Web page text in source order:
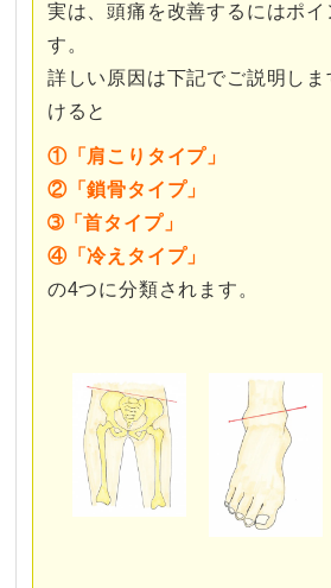
実は、頭痛を改善するにはポ
す。
詳しい原因は下記でご説明し
けると
①「肩こりタイプ」
②「鎖骨タイプ」
➂「首タイプ」
④「冷えタイプ」
の4つに分類されます。